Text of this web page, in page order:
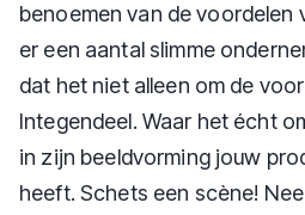
benoemen van de voordelen
er een aantal slimme
dat het niet alleen om de
Integendeel. Waar het écht
in zijn beeldvorming jouw
heeft. Schets een scène!